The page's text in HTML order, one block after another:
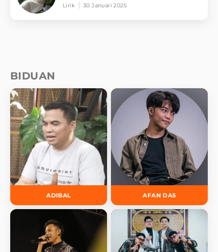
Lirik 30 Januari 2025
BIDUAN
ADIBAL AFAN DA5